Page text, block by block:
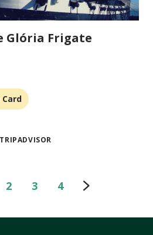
Glória Frigate
2 3 4